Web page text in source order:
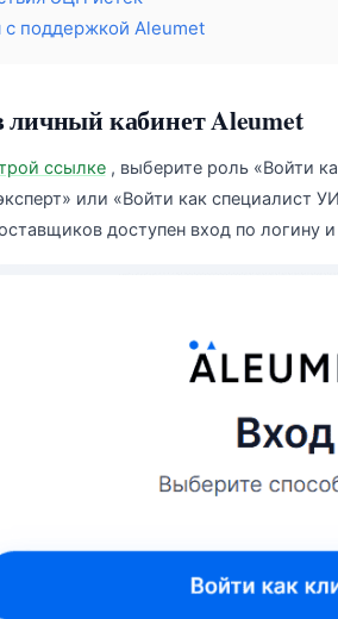
с поддержкой Aleumet
личный кабинет Aleumet
ссылке, выберите роль «Войти
или «Войти как специалист
доступен вход по логину